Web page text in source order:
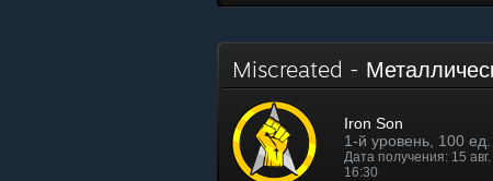
Miscreated -
Iron Son
1-й уровень, 100
Дата получения: 15 авг.
16:30